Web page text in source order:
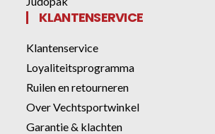
KLANTENSERVICE
Klantenservice
Loyaliteitsprogramma
Ruilen en retourneren
Over Vechtsportwinkel
Garantie & klachten